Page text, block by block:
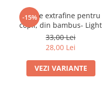
-15%
Sosete extrafine pentru
copii, din bambus- Light
Grey
33,00 Lei
28,00 Lei
VEZI VARIANTE